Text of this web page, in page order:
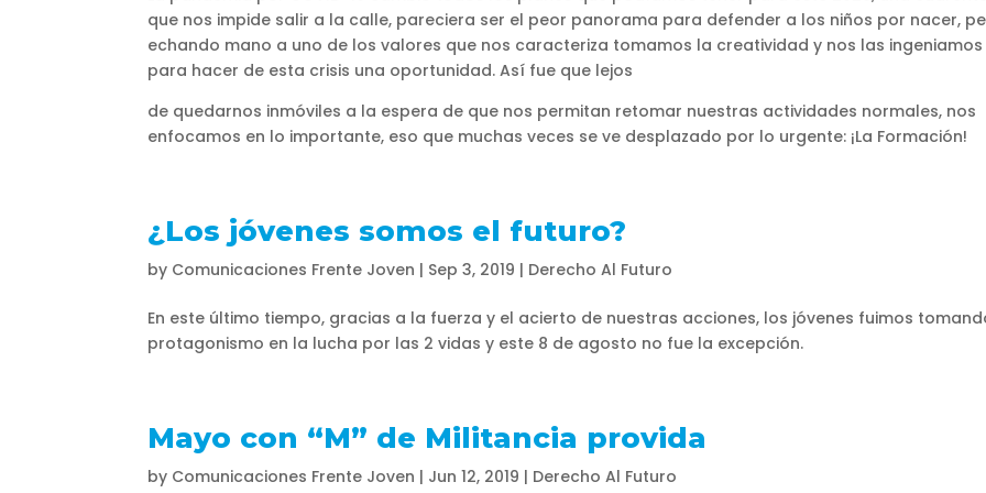
que nos impide salir a la calle, pareciera ser el peor panorama para defender a los niños por nacer,
echando mano a uno de los valores que nos caracteriza tomamos la creatividad y nos las ingeniamos
para hacer de esta crisis una oportunidad. Así fue que lejos
de quedarnos inmóviles a la espera de que nos permitan retomar nuestras actividades normales, nos
enfocamos en lo importante, eso que muchas veces se ve desplazado por lo urgente: ¡La Formación!
¿Los jóvenes somos el futuro?
by Comunicaciones Frente Joven | Sep 3, 2019 | Derecho Al Futuro
En este último tiempo, gracias a la fuerza y el acierto de nuestras acciones, los jóvenes fuimos
protagonismo en la lucha por las 2 vidas y este 8 de agosto no fue la excepción.
Mayo con “M” de Militancia provida
by Comunicaciones Frente Joven | Jun 12, 2019 | Derecho Al Futuro